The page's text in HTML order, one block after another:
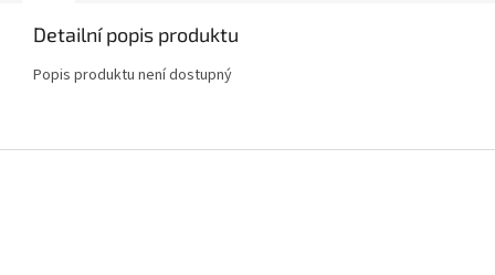
Detailní popis produktu
Popis produktu není dostupný